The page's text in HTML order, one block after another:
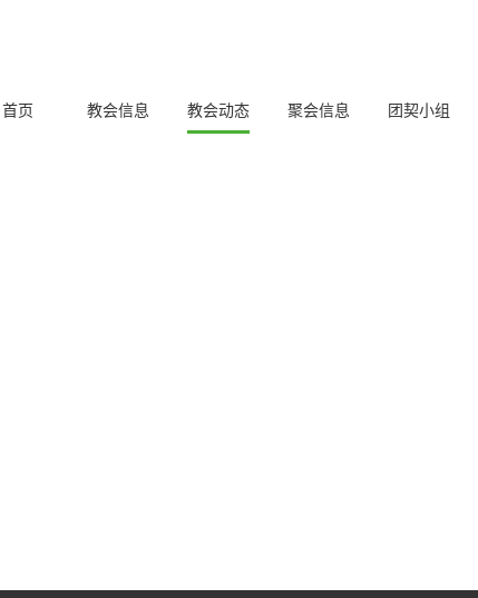
首页 教会信息 教会动态 聚会信息 团契小组